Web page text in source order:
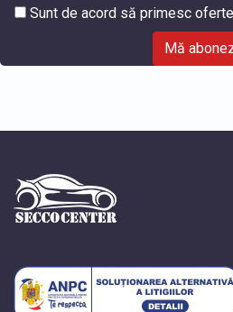
Sunt de acord să primesc
Mă